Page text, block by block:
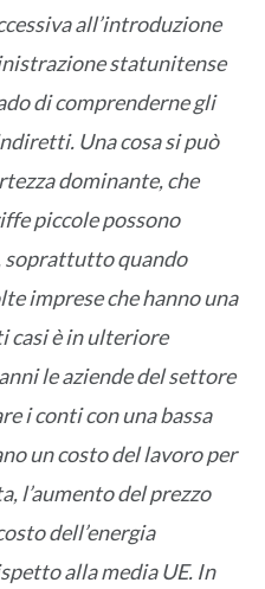
all’introduzione
statunitense
di comprenderne gli
Una cosa si può
dominante, che
piccole possono
soprattutto quando
imprese che hanno una
casi è in ulteriore
le aziende del settore
i conti con una bassa
un costo del lavoro per
l’aumento del prezzo
dell’energia
alla media UE. In